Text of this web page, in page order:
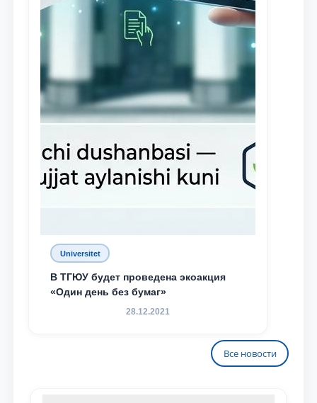
Universitet
В ТГЮУ будет проведена экоакция
«Один день без бумаг»
28.12.2021
Все новости